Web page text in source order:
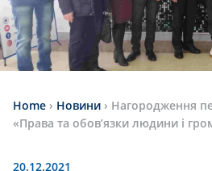
Home › Новини › Нагородження
«Права та обов’язки людини і
20.12.2021